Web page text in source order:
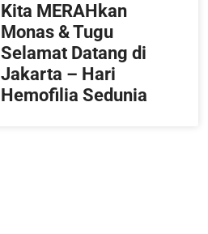
Kita MERAHkan
Monas & Tugu
Selamat Datang di
Jakarta – Hari
Hemofilia Sedunia